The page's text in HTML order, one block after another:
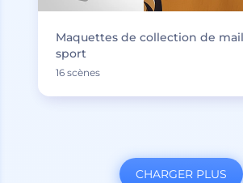
Maquettes de collection de
sport
16 scènes
CHARGER PLUS